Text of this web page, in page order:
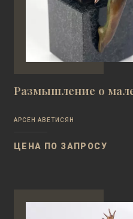
Размышление о
АРСЕН АВЕТИСЯН
ЦЕНА ПО ЗАПРОСУ